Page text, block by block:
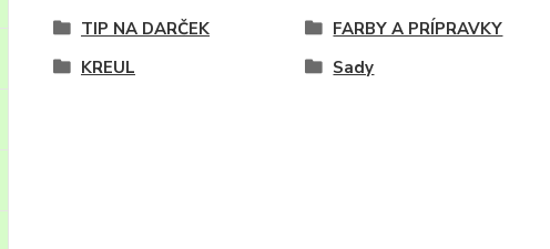
TIP NA DARČEK FARBY A PRÍPRAVKY
KREUL
Sady